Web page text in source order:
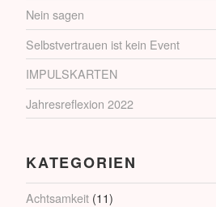
Nein sagen
Selbstvertrauen ist kein Event
IMPULSKARTEN
Jahresreflexion 2022
KATEGORIEN
Achtsamkeit (11)